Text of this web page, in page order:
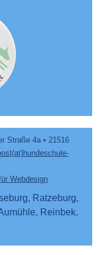
Straße 4a • 21516
Webdesign
Ratzeburg,
Reinbek,